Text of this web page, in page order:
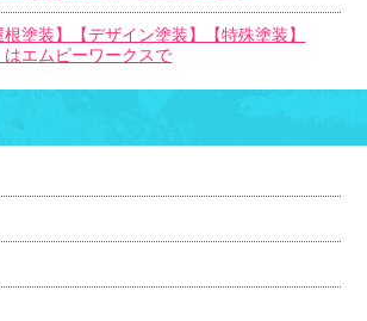
根塗装】【デザイン塗装】【特殊塗装】
はエムピーワークスで